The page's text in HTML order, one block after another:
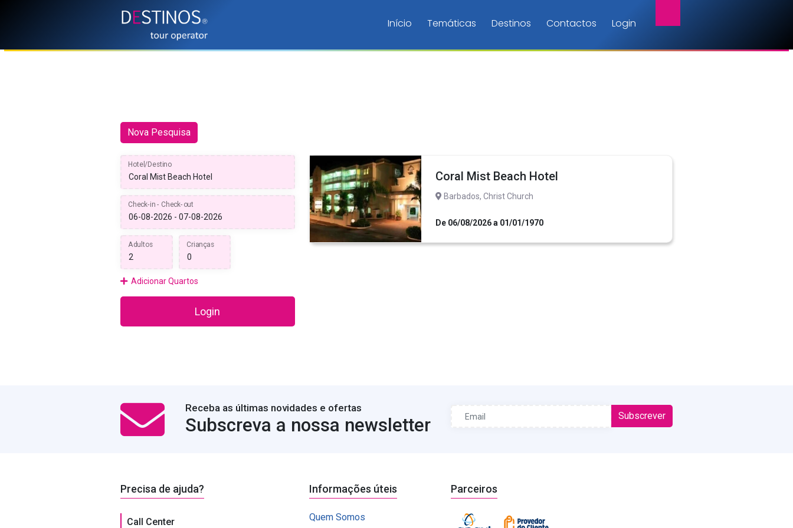
Início Temáticas Destinos Contactos Login
Nova Pesquisa
Hotel/Destino
Check-in - Check-out
Adultos Crianças
Adicionar Quartos
Login
Coral Mist Beach Hotel
Barbados, Christ Church
De 06/08/2026 a 01/01/1970
Receba as últimas novidades e ofertas
Subscreva a nossa newsletter Subscrever
Precisa de ajuda?
Call Center
Informações úteis
Quem Somos
Parceiros